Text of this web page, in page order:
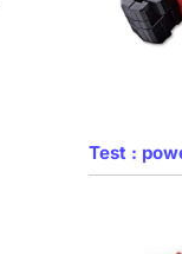
Test :